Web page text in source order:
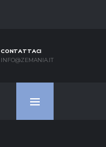
CONTATTACI
INFO@ZEMANIA.IT